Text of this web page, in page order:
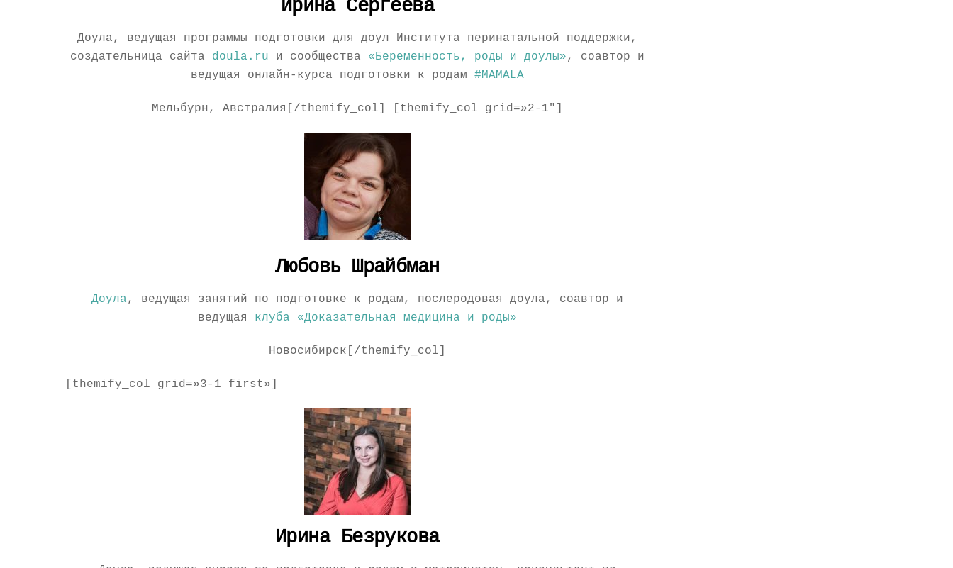
Ирина Сергеева
Доула, ведущая программы подготовки для доул Института перинатальной поддержки,
создательница сайта doula.ru и сообщества «Беременность, роды и доулы» , соавтор и
ведущая онлайн-курса подготовки к родам #MAMALA
Мельбурн, Австралия[/themify_col] [themify_col grid=»2-1″]
Любовь Шрайбман
Доула , ведущая занятий по подготовке к родам, послеродовая доула, соавтор и
ведущая
клуба «Доказательная медицина и роды»
Новосибирск[/themify_col]
[themify_col grid=»3-1 first»]
Ирина Безрукова